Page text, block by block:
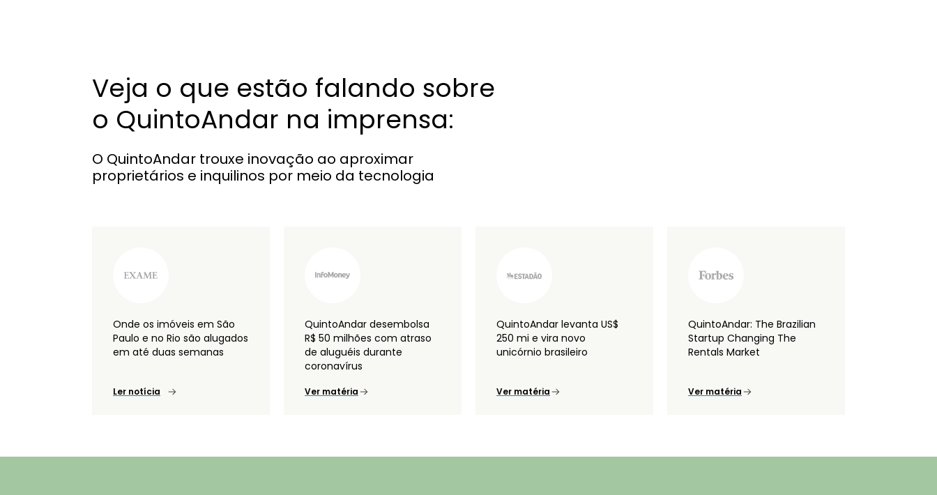
Onde os imóveis em São
Paulo e no Rio são alugados
em até duas semanas
Ler notícia
QuintoAndar desembolsa
R$ 50 milhões com atraso
de aluguéis durante
coronavírus
Ver matéria
QuintoAndar levanta US$
250 mi e vira novo
unicórnio brasileiro
Ver matéria
QuintoAndar: The Brazilian
Startup Changing The
Rentals Market
Ver matéria
Veja o que estão falando sobre
o QuintoAndar na imprensa:
O QuintoAndar trouxe inovação ao aproximar
proprietários e inquilinos por meio da tecnologia